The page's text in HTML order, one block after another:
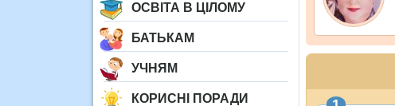
ОСВІТА В ЦІЛОМУ
БАТЬКАМ
УЧНЯМ
КОРИСНІ ПОРАДИ